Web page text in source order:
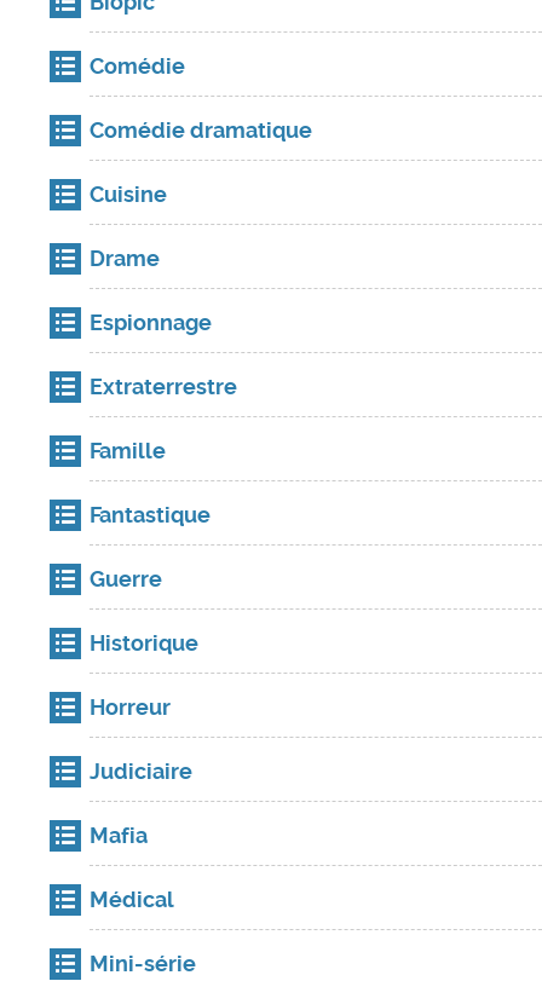
Comédie
Comédie dramatique
Cuisine
Drame
Espionnage
Extraterrestre
Famille
Fantastique
Guerre
Historique
Horreur
Judiciaire
Mafia
Médical
Mini-série